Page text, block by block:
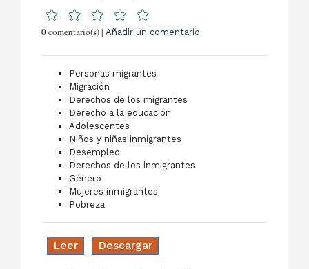
0 comentario(s) |Añadir un comentario
Personas migrantes
Migración
Derechos de los migrantes
Derecho a la educación
Adolescentes
Niños y niñas inmigrantes
Desempleo
Derechos de los inmigrantes
Género
Mujeres inmigrantes
Pobreza
Leer Descargar